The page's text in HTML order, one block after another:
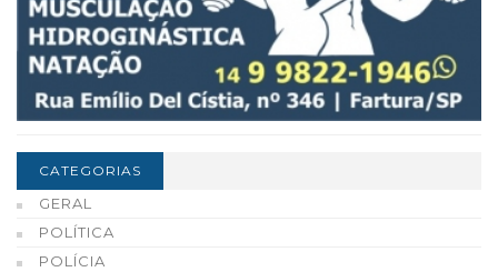
CATEGORIAS
GERAL
POLÍTICA
POLÍCIA